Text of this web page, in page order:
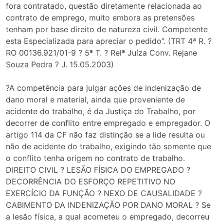
fora contratado, questão diretamente relacionada ao
contrato de emprego, muito embora as pretensões
tenham por base direito de natureza civil. Competente
esta Especializada para apreciar o pedido”. (TRT 4ª R. ?
RO 00136.921/01-9 ? 5ª T. ? Relª Juíza Conv. Rejane
Souza Pedra ? J. 15.05.2003)
?A competência para julgar ações de indenização de
dano moral e material, ainda que proveniente de
acidente do trabalho, é da Justiça do Trabalho, por
decorrer de conflito entre empregado e empregador. O
artigo 114 da CF não faz distinção se a lide resulta ou
não de acidente do trabalho, exigindo tão somente que
o conflito tenha origem no contrato de trabalho.
DIREITO CIVIL ? LESÃO FÍSICA DO EMPREGADO ?
DECORRÊNCIA DO ESFORÇO REPETITIVO NO
EXERCÍCIO DA FUNÇÃO ? NEXO DE CAUSALIDADE ?
CABIMENTO DA INDENIZAÇÃO POR DANO MORAL ? Se
a lesão física, a qual acometeu o empregado, decorreu